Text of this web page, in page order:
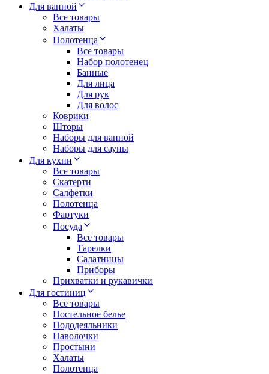
Для ванной
Все товары
Халаты
Полотенца
Все товары
Набор полотенец
Банные
Для лица
Для рук
Для волос
Коврики
Шторы
Наборы для ванной
Наборы для сауны
Для кухни
Все товары
Скатерти
Салфетки
Полотенца
Фартуки
Посуда
Все товары
Тарелки
Салатницы
Приборы
Прихватки и рукавички
Для гостиниц
Все товары
Постельное белье
Пододеяльники
Наволочки
Простыни
Халаты
Полотенца